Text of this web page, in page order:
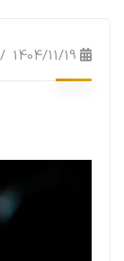
1404/11/19